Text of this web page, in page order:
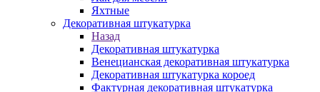
Яхтные
Декоративная штукатурка
Назад
Декоративная штукатурка
Венецианская декоративная штукатурка
Декоративная штукатурка короед
Фактурная декоративная штукатурка